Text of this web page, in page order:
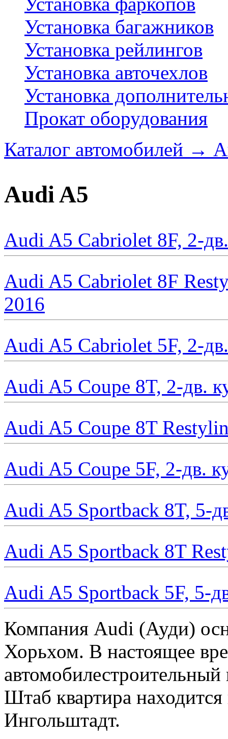
Установка багажников
Установка рейлингов
Установка авточехлов
Установка
Прокат оборудования
Каталог автомобилей →
Audi A5
Audi A5 Cabriolet 8F, 2-
Audi A5 Cabriolet 8F
2016
Audi A5 Cabriolet 5F, 2-
Audi A5 Coupe 8T, 2-дв.
Audi A5 Coupe 8T
Audi A5 Coupe 5F, 2-дв.
Audi A5 Sportback 8T, 5-
Audi A5 Sportback 8T
Audi A5 Sportback 5F, 5-
Компания Audi (Ауди)
Хорьхом. В настоящее
Штаб квартира
Ингольштадт.